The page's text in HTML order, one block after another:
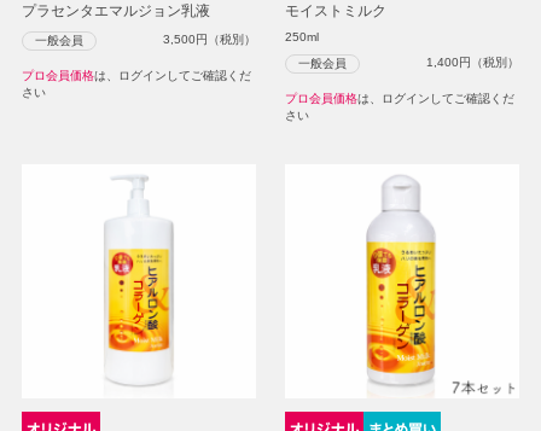
プラセンタエマルジョン乳液
一般会員 3,500円（税別）
プロ会員価格は、ログインしてご確認くだ
さい
モイストミルク
250ml
一般会員 1,400円（税別）
プロ会員価格は、ログインしてご確認くだ
さい